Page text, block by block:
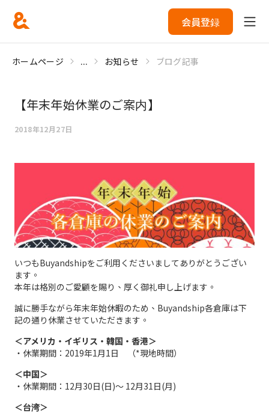
会員登録
ホームページ ... お知らせ ブログ記事
【年末年始休業のご案内】
2018年12月27日
いつもBuyandshipをご利用くださいましてありがとうござい
ます。
本年は格別のご愛顧を賜り、厚く御礼申し上げます。
誠に勝手ながら年末年始休暇のため、Buyandship各倉庫は下
記の通り休業させていただきます。
＜アメリカ・イギリス・韓国・香港＞
・休業期間：2019年1月1日 （*現地時間）
＜中国＞
・休業期間：12月30日(日)～ 12月31日(月)
＜台湾＞